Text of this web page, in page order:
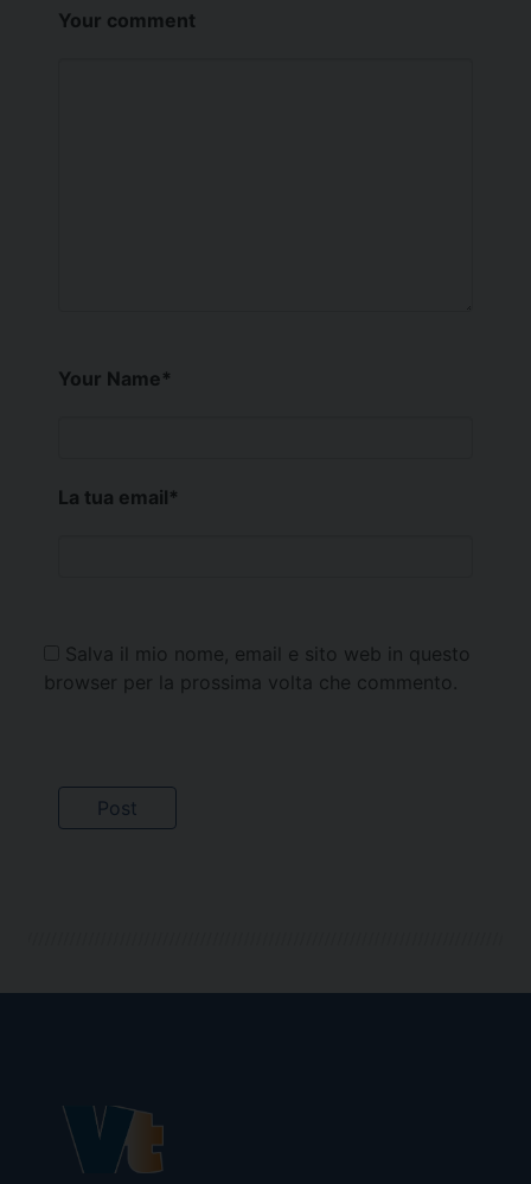
Your comment
Your Name*
La tua email*
Salva il mio nome, email e sito web in questo
browser per la prossima volta che commento.